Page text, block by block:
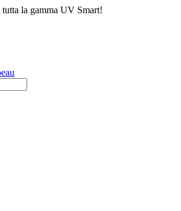
la gamma UV Smart!